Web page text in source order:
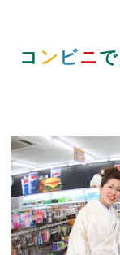
コ ン ビニで